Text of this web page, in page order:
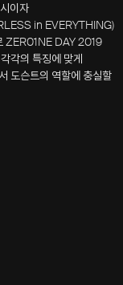
이자
in EVERYTHING)
ZER01NE DAY 2019
각의 특징에 맞게
도슨트의 역할에 충실할